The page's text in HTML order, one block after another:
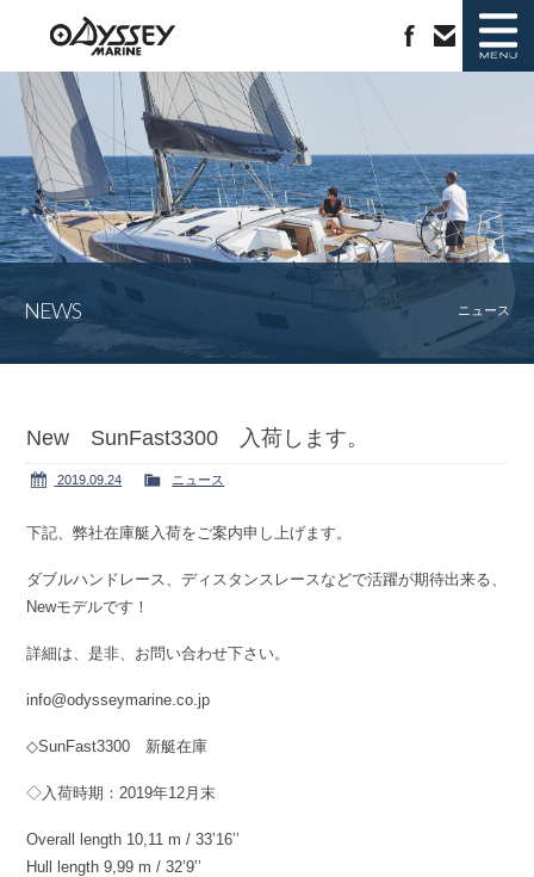
ニュース
中古艇情報 ラインナップ
ジャノー社について 会社概要
NEWS ニュース
New SunFast3300 入荷します。
2019.09.24 ニュース
下記、弊社在庫艇入荷をご案内申し上げます。
ダブルハンドレース、ディスタンスレースなどで活躍が期待出来る、
Newモデルです！
詳細は、是非、お問い合わせ下さい。
info@odysseymarine.co.jp
◇SunFast3300 新艇在庫
◇入荷時期：2019年12月末
Overall length 10,11 m / 33’16’’
Hull length 9,99 m / 32’9’’